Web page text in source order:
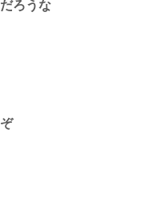
ろうな